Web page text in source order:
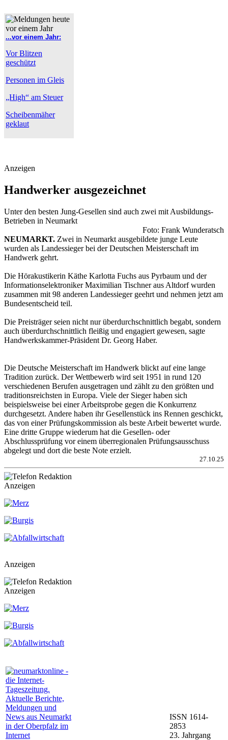
...vor einem Jahr:
Vor Blitzen
geschützt
Personen im Gleis
„High“ am Steuer
Scheibenmäher
geklaut
Anzeigen
Handwerker ausgezeichnet
Unter den besten Jung-Gesellen sind auch zwei mit Ausbildungs-
Betrieben in Neumarkt
Foto: Frank Wunderatsch
NEUMARKT. Zwei in Neumarkt ausgebildete junge Leute
wurden als Landessieger bei der Deutschen Meisterschaft im
Handwerk gehrt.
Die Hörakustikerin Käthe Karlotta Fuchs aus Pyrbaum und der
Informationselektroniker Maximilian Tischner aus Altdorf wurden
zusammen mit 98 anderen Landessieger geehrt und nehmen jetzt am
Bundesentscheid teil.
Die Preisträger seien nicht nur überdurchschnittlich begabt, sondern
auch überdurchschnittlich fleißig und engagiert gewesen, sagte
Handwerkskammer-Präsident Dr. Georg Haber.
Die Deutsche Meisterschaft im Handwerk blickt auf eine lange
Tradition zurück. Der Wettbewerb wird seit 1951 in rund 120
verschiedenen Berufen ausgetragen und zählt zu den größten und
traditionsreichsten in Europa. Viele der Sieger haben sich
beispielsweise bei einer Arbeitsprobe gegen die Konkurrenz
durchgesetzt. Andere haben ihr Gesellenstück ins Rennen geschickt,
das von einer Prüfungskommission als beste Arbeit bewertet wurde.
Eine dritte Gruppe wiederum hat die Gesellen- oder
Abschlussprüfung vor einem überregionalen Prüfungsausschuss
abgelegt und dort die beste Note erzielt.
27.10.25
Anzeigen
Anzeigen
Anzeigen
ISSN 1614-
2853
23. Jahrgang